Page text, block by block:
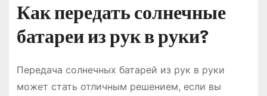
Как передать солнечные
батареи из рук в руки?
Передача солнечных батарей из рук в руки
может стать отличным решением, если вы